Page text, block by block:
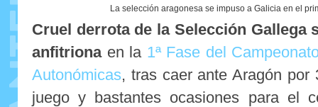
La selección aragonesa se impuso a Galicia en el
Cruel derrota de la Selección Gallega
anfitriona en la 1ª Fase del
Autonómicas, tras caer ante Aragón
juego y bastantes ocasiones para el